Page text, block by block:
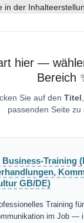
in der
hier —
Bereich
Sie auf den Titel
passenden Seite zu
Business-Training
GB/DE)
Training
im Job —